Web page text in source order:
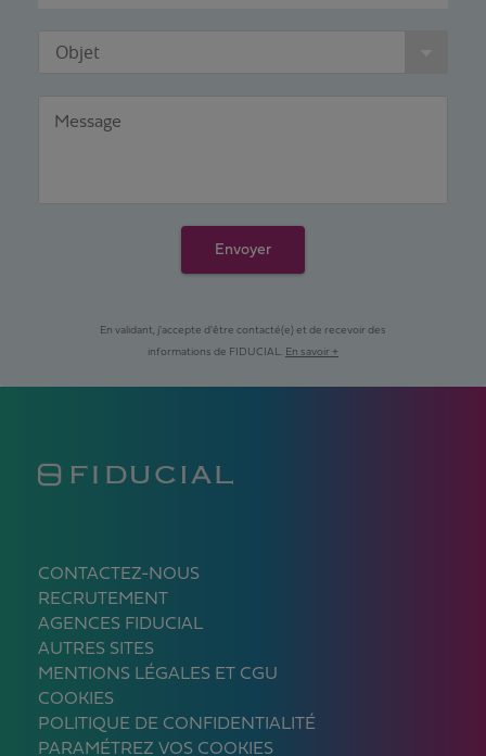
Objet
Message
Envoyer
En validant, j'accepte d'être contacté(e) et de recevoir des
informations de FIDUCIAL. En savoir +
CONTACTEZ-NOUS
RECRUTEMENT
AGENCES FIDUCIAL
AUTRES SITES
MENTIONS LÉGALES ET CGU
COOKIES
POLITIQUE DE CONFIDENTIALITÉ
PARAMÉTREZ VOS COOKIES